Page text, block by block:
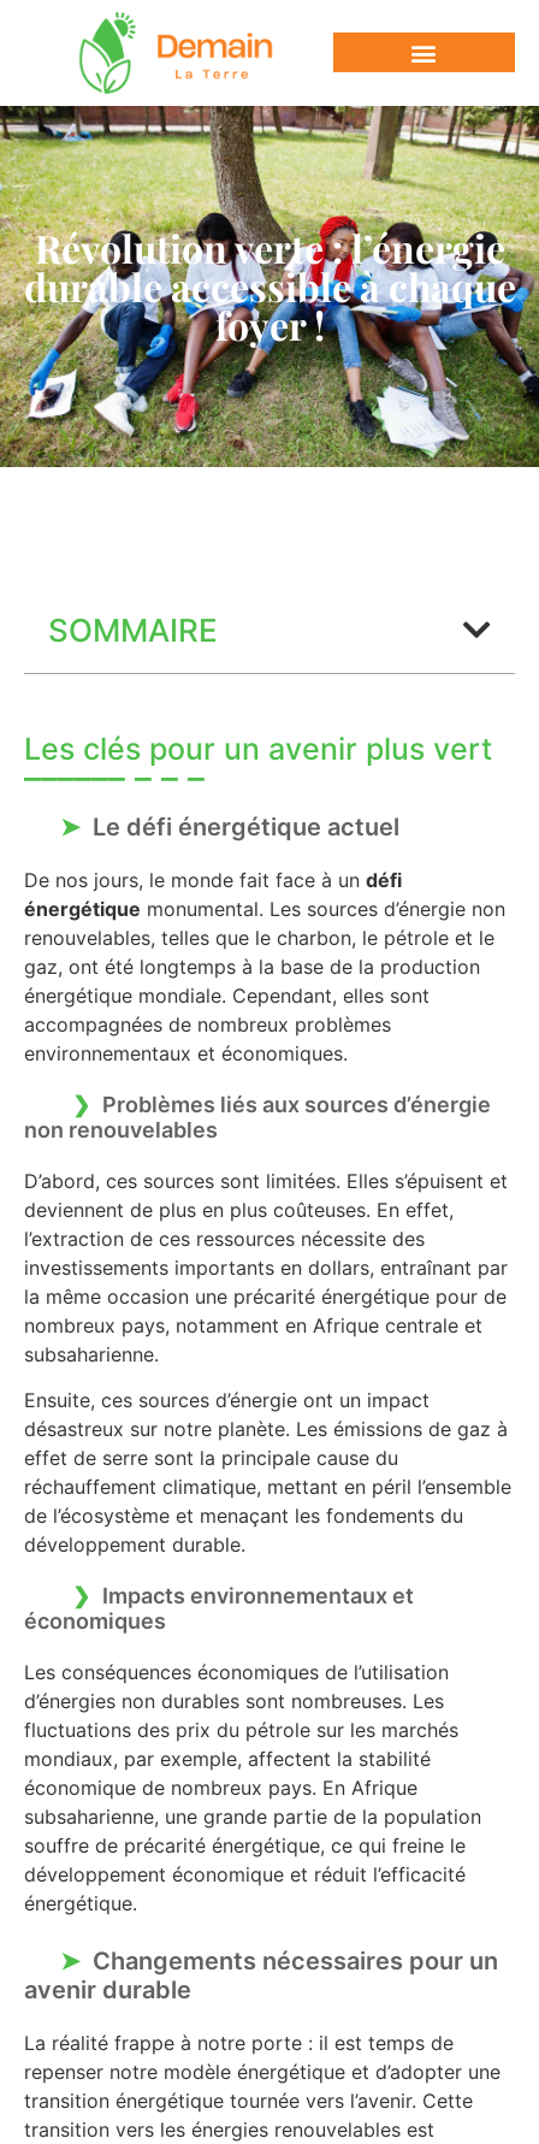
Révolution verte : l’énergie
durable accessible à chaque
foyer !
SOMMAIRE
Les clés pour un avenir plus vert
Le défi énergétique actuel
De nos jours, le monde fait face à un défi
énergétique monumental. Les sources d’énergie non
renouvelables, telles que le charbon, le pétrole et le
gaz, ont été longtemps à la base de la production
énergétique mondiale. Cependant, elles sont
accompagnées de nombreux problèmes
environnementaux et économiques.
Problèmes liés aux sources d’énergie
non renouvelables
D’abord, ces sources sont limitées. Elles s’épuisent et
deviennent de plus en plus coûteuses. En effet,
l’extraction de ces ressources nécessite des
investissements importants en dollars, entraînant par
la même occasion une précarité énergétique pour de
nombreux pays, notamment en Afrique centrale et
subsaharienne.
Ensuite, ces sources d’énergie ont un impact
désastreux sur notre planète. Les émissions de gaz à
effet de serre sont la principale cause du
réchauffement climatique, mettant en péril l’ensemble
de l’écosystème et menaçant les fondements du
développement durable.
Impacts environnementaux et
économiques
Les conséquences économiques de l’utilisation
d’énergies non durables sont nombreuses. Les
fluctuations des prix du pétrole sur les marchés
mondiaux, par exemple, affectent la stabilité
économique de nombreux pays. En Afrique
subsaharienne, une grande partie de la population
souffre de précarité énergétique, ce qui freine le
développement économique et réduit l’efficacité
énergétique.
Changements nécessaires pour un
avenir durable
La réalité frappe à notre porte : il est temps de
repenser notre modèle énergétique et d’adopter une
transition énergétique tournée vers l’avenir. Cette
transition vers les énergies renouvelables est